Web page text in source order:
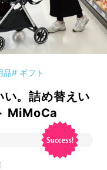
品# ギフト
い。詰め替えい
MiMoCa